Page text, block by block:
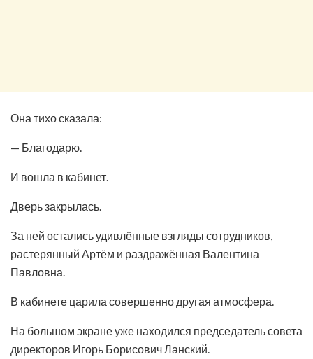
Она тихо сказала:
— Благодарю.
И вошла в кабинет.
Дверь закрылась.
За ней остались удивлённые взгляды сотрудников,
растерянный Артём и раздражённая Валентина
Павловна.
В кабинете царила совершенно другая атмосфера.
На большом экране уже находился председатель совета
директоров Игорь Борисович Ланский.